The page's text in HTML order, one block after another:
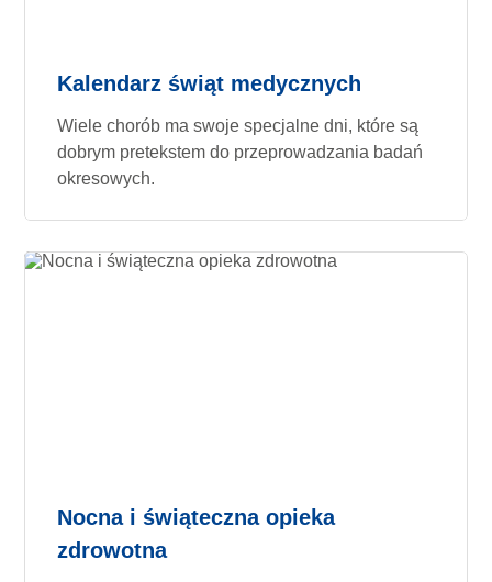
Kalendarz świąt medycznych
Wiele chorób ma swoje specjalne dni, które są
dobrym pretekstem do przeprowadzania badań
okresowych.
Nocna i świąteczna opieka
zdrowotna